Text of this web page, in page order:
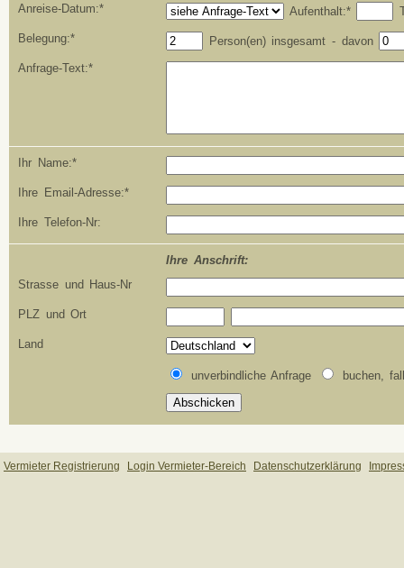
Anreise-Datum:* Aufenthalt:*
Belegung:*
Person(en) insgesamt - davon
Anfrage-Text:*
Ihr Name:*
Ihre Email-Adresse:*
Ihre Telefon-Nr:
Ihre Anschrift:
Strasse und Haus-Nr
PLZ und Ort
Land
unverbindliche Anfrage buchen,
Vermieter Registrierung Login Vermieter-Bereich Datenschutzerklärung